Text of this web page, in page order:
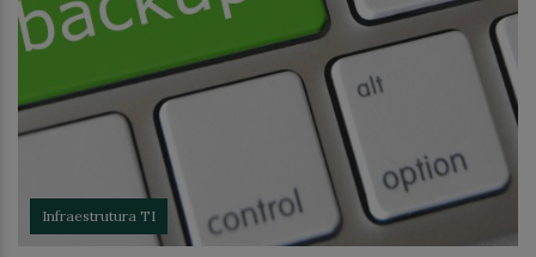
Infraestrutura TI